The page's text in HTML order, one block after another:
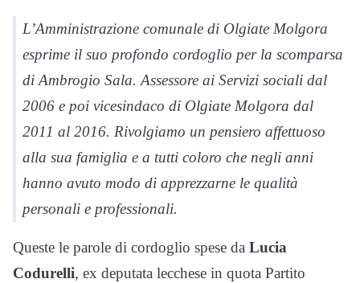
L’Amministrazione comunale di Olgiate Molgora
esprime il suo profondo cordoglio per la scomparsa
di Ambrogio Sala. Assessore ai Servizi sociali dal
2006 e poi vicesindaco di Olgiate Molgora dal
2011 al 2016. Rivolgiamo un pensiero affettuoso
alla sua famiglia e a tutti coloro che negli anni
hanno avuto modo di apprezzarne le qualità
personali e professionali.
Queste le parole di cordoglio spese da Lucia
Codurelli, ex deputata lecchese in quota Partito